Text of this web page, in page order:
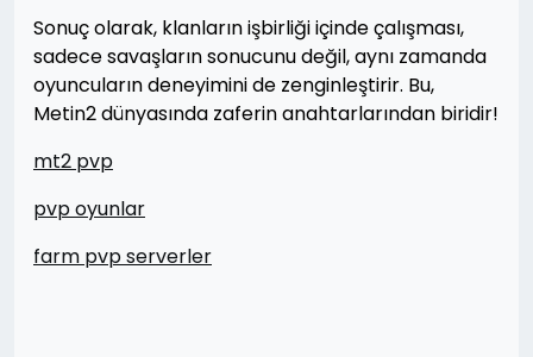
Sonuç olarak, klanların işbirliği içinde çalışması,
sadece savaşların sonucunu değil, aynı zamanda
oyuncuların deneyimini de zenginleştirir. Bu,
Metin2 dünyasında zaferin anahtarlarından biridir!
mt2 pvp
pvp oyunlar
farm pvp serverler